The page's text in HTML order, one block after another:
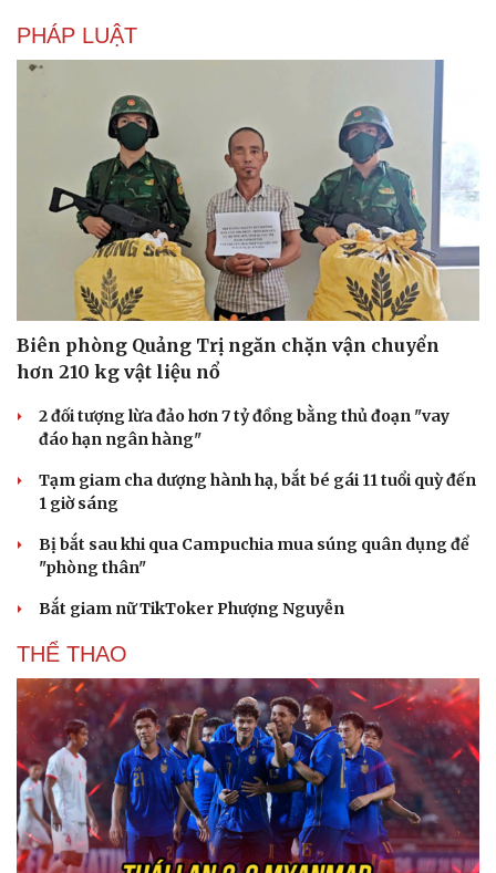
Cải chính
PHÁP LUẬT
Biên phòng Quảng Trị ngăn chặn vận chuyển
hơn 210 kg vật liệu nổ
2 đối tượng lừa đảo hơn 7 tỷ đồng bằng thủ đoạn "vay
đáo hạn ngân hàng"
Tạm giam cha dượng hành hạ, bắt bé gái 11 tuổi quỳ đến
1 giờ sáng
Bị bắt sau khi qua Campuchia mua súng quân dụng để
"phòng thân"
Bắt giam nữ TikToker Phượng Nguyễn
THỂ THAO